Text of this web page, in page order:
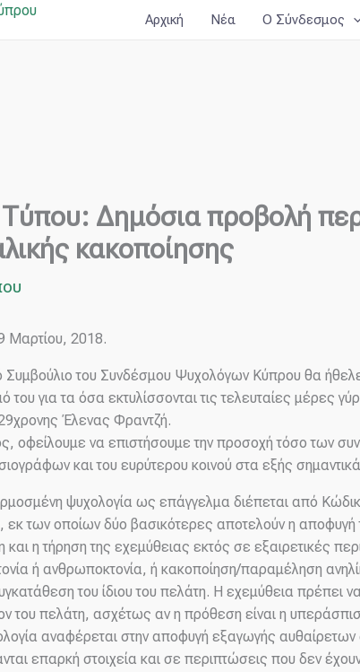
Αρχική Νέα Ο Σύνδεσμος
Τύπου: Δημόσια προβολή
κακοποίησης
Μαρτίου, 2018.
Συμβούλιο του Συνδέσμου Ψυχολόγων Κύπρου θα
του για τα όσα εκτυλίσσονται τις τελευταίες μέρες
Έλενας Φραντζή.
οφείλουμε να επιστήσουμε την προσοχή τόσο των
και του ευρύτερου κοινού στα εξής
ψυχολογία ως επάγγελμα διέπεται από
εκ των οποίων δύο βασικότερες αποτελούν η αποφυγή
και η τήρηση της εχεμύθειας εκτός σε εξαιρετικές
ή ανθρωποκτονία, ή κακοποίηση/παραμέληση
του ίδιου του πελάτη. Η εχεμύθεια πρέπει
του πελάτη, ασχέτως αν η πρόθεση είναι η
αναφέρεται στην αποφυγή εξαγωγής
επαρκή στοιχεία και σε περιπτώσεις που δεν